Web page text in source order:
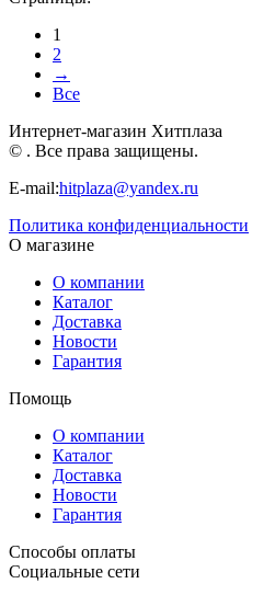
1
2
→
Все
Интернет-магазин Хитплаза
© . Все права защищены.
E-mail:hitplaza@yandex.ru
Политика конфиденциальности
О магазине
О компании
Каталог
Доставка
Новости
Гарантия
Помощь
О компании
Каталог
Доставка
Новости
Гарантия
Способы оплаты
Социальные сети